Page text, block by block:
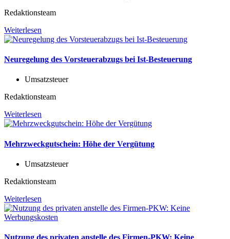
Redaktionsteam
Weiterlesen
Neuregelung des Vorsteuerabzugs bei Ist-Besteuerung
Umsatzsteuer
Redaktionsteam
Weiterlesen
Mehrzweckgutschein: Höhe der Vergütung
Umsatzsteuer
Redaktionsteam
Weiterlesen